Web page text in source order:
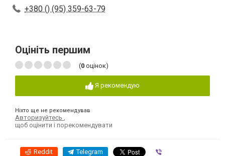
+380 () (95) 359-63-79
Оцініть першим
(0 оцінок)
Я рекомендую
Ніхто ще не рекомендував
Авторизуйтесь
щоб оцінити і порекомендувати
Reddit Telegram